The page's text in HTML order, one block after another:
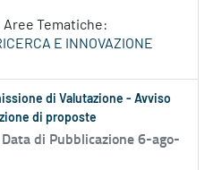
Aree Tematiche:
E INNOVAZIONE
di Valutazione - Avviso
di proposte
Data di Pubblicazione 6-ago-